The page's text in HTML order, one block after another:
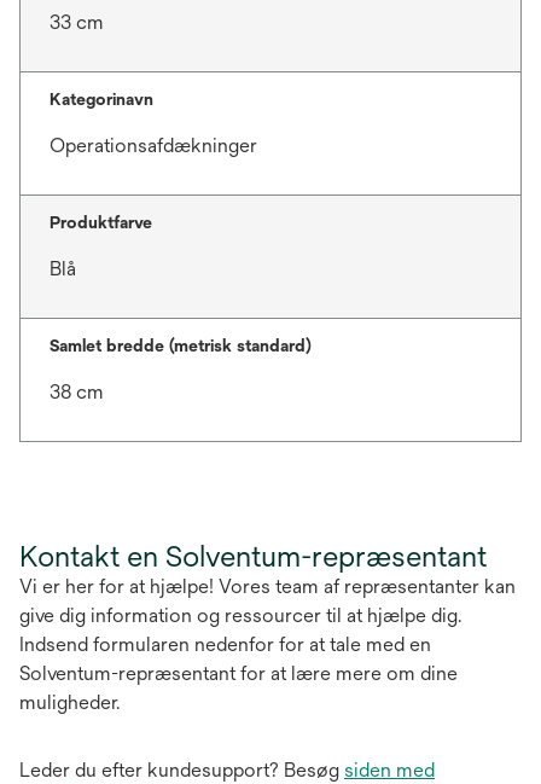
33 cm
Kategorinavn
Operationsafdækninger
Produktfarve
Blå
Samlet bredde (metrisk standard)
38 cm
Kontakt en Solventum-repræsentant
Vi er her for at hjælpe! Vores team af repræsentanter kan
give dig information og ressourcer til at hjælpe dig.
Indsend formularen nedenfor for at tale med en
Solventum-repræsentant for at lære mere om dine
muligheder.
Leder du efter kundesupport? Besøg siden med